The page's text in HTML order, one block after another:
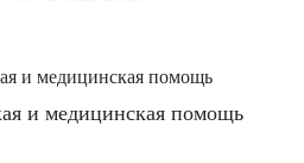
и медицинская помощь